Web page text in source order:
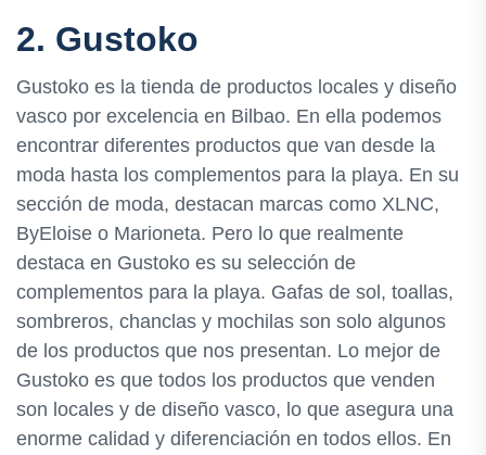
2. Gustoko
Gustoko es la tienda de productos locales y diseño
vasco por excelencia en Bilbao. En ella podemos
encontrar diferentes productos que van desde la
moda hasta los complementos para la playa. En su
sección de moda, destacan marcas como XLNC,
ByEloise o Marioneta. Pero lo que realmente
destaca en Gustoko es su selección de
complementos para la playa. Gafas de sol, toallas,
sombreros, chanclas y mochilas son solo algunos
de los productos que nos presentan. Lo mejor de
Gustoko es que todos los productos que venden
son locales y de diseño vasco, lo que asegura una
enorme calidad y diferenciación en todos ellos. En